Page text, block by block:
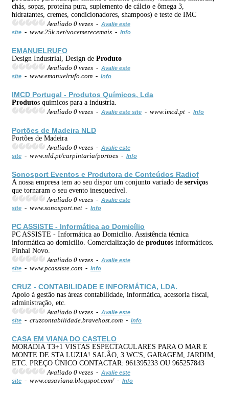
chás, sopas, proteína pura, suplemento de cálcio e ômega 3,
hidratantes, cremes, condicionadores, shampoos) e teste de IMC
Avaliado 0 vezes - Avalie este
site - www.25k.net/vocemerecemais - Info
EMANUELRUFO
Design Industrial, Design de Produto
Avaliado 0 vezes - Avalie este
site - www.emanuelrufo.com - Info
IMCD Portugal - Produtos Químicos, Lda
Produtos quimicos para a industria.
Avaliado 0 vezes - Avalie este site - www.imcd.pt - Info
Portões de Madeira NLD
Portões de Madeira
Avaliado 0 vezes - Avalie este
site - www.nld.pt/carpintaria/portoes - Info
Sonosport Eventos e Produtora de Conteúdos Radiof
A nossa empresa tem ao seu dispor um conjunto variado de serviços
que tornaram o seu evento inesquecível.
Avaliado 0 vezes - Avalie este
site - www.sonosport.net - Info
PC ASSISTE - Informática ao Domicílio
PC ASSISTE - Informática ao Domicílio. Assistência técnica
informática ao domicílio. Comercialização de produtos informáticos.
Pinhal Novo.
Avaliado 0 vezes - Avalie este
site - www.pcassiste.com - Info
CRUZ - CONTABILIDADE E INFORMÁTICA, LDA.
Apoio à gestão nas áreas contabilidade, informática, acessoria fiscal,
administração, etc.
Avaliado 0 vezes - Avalie este
site - cruzcontabilidade.bravehost.com - Info
CASA EM VIANA DO CASTELO
MORADIA T3+1 VISTAS ESPECTACULARES PARA O MAR E
MONTE DE STA LUZIA! SALÃO, 3 WC'S, GARAGEM, JARDIM,
ETC. PREÇO ÚNICO CONTACTAR: 961395233 OU 965257843
Avaliado 0 vezes - Avalie este
site - www.casaviana.blogspot.com/ - Info